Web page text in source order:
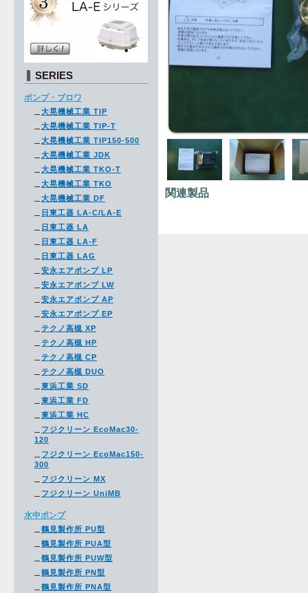
関連製品
SERIES
ポンプ・ブロワ
大晃機械工業 TIP
大晃機械工業 TIP-T
大晃機械工業 TIP150-500
大晃機械工業 JDK
大晃機械工業 TKO-T
大晃機械工業 TKO
大晃機械工業 DF
日東工器 LA-C/LA-E
日東工器 LA
日東工器 LA-F
日東工器 LAG
安永エアポンプ LP
安永エアポンプ LW
安永エアポンプ AP
安永エアポンプ EP
テクノ高槻 XP
テクノ高槻 HP
テクノ高槻 CP
テクノ高槻 DUO
東浜工業 SD
東浜工業 FD
東浜工業 HC
フジクリーン EcoMac30-
120
フジクリーン EcoMac150-
300
フジクリーン MX
フジクリーン UniMB
水中ポンプ
鶴見製作所 PU型
鶴見製作所 PUA型
鶴見製作所 PUW型
鶴見製作所 PN型
鶴見製作所 PNA型